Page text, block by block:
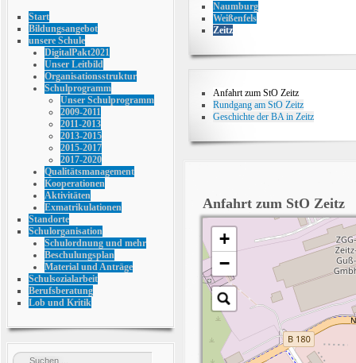
Start
Bildungsangebot
unsere Schule
DigitalPakt2021
Unser Leitbild
Organisationsstruktur
Schulprogramm
Unser Schulprogramm
2009-2011
2011-2013
2013-2015
2015-2017
2017-2020
Qualitätsmanagement
Kooperationen
Aktivitäten
Exmatrikulationen
Standorte
Schulorganisation
Schulordnung und mehr
Beschulungsplan
Material und Anträge
Schulsozialarbeit
Berufsberatung
Lob und Kritik
Naumburg
Weißenfels
Zeitz
Anfahrt zum StO Zeitz
Rundgang am StO Zeitz
Geschichte der BA in Zeitz
Anfahrt zum StO Zeitz
+
−